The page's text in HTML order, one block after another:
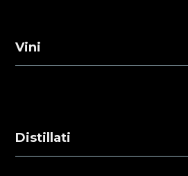
Vini
Distillati